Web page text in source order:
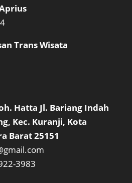
Trans Wisata
Hatta Jl. Bariang Indah
Kec. Kuranji, Kota
Barat 25151
3983